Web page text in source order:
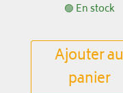
🟢 En stock
Ajouter au
panier